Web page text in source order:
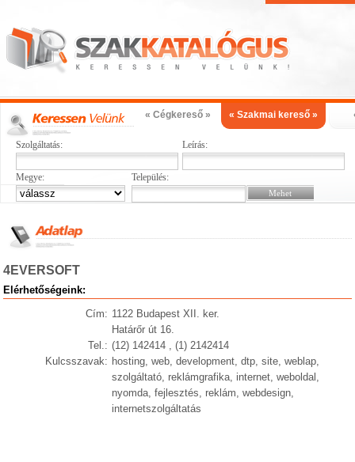
« Cégkereső » « Szakmai kereső »
Szolgáltatás: Leírás:
Megye: Település:
4EVERSOFT
Elérhetőségeink:
Cím: 1122 Budapest XII. ker.
Határőr út 16.
Tel.: (12) 142414 , (1) 2142414
Kulcsszavak: hosting, web, development, dtp, site, weblap,
szolgáltató, reklámgrafika, internet, weboldal,
nyomda, fejlesztés, reklám, webdesign,
internetszolgáltatás